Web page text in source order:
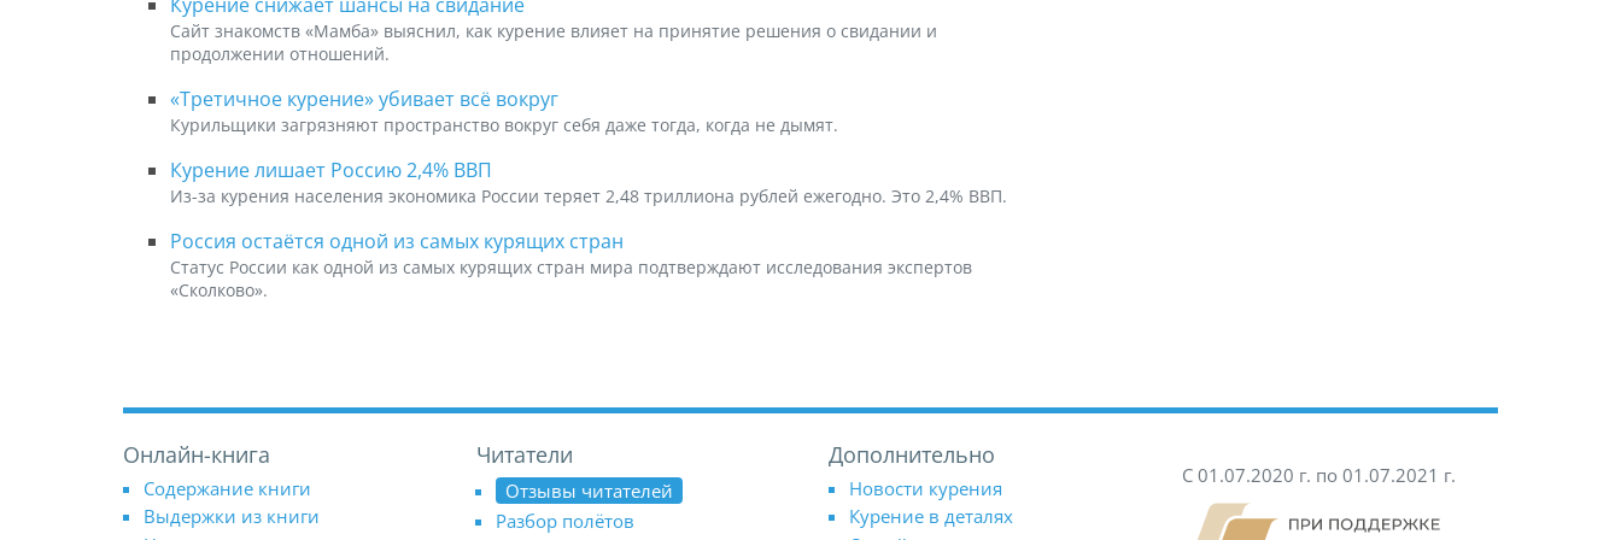
Сайт знакомств «Мамба» выяснил, как курение влияет на принятие решения о свидании и
продолжении отношений.
«Третичное курение» убивает всё вокруг
Курильщики загрязняют пространство вокруг себя даже тогда, когда не дымят.
Курение лишает Россию 2,4% ВВП
Из-за курения населения экономика России теряет 2,48 триллиона рублей ежегодно. Это 2,4% ВВП.
Россия остаётся одной из самых курящих стран
Статус России как одной из самых курящих стран мира подтверждают исследования экспертов
«Сколково».
Онлайн-книга
Содержание книги
Выдержки из книги
Читатели
Отзывы читателей
Разбор полётов
Дополнительно
Новости курения
Курение в деталях
С 01.07.2020 г. по 01.07.2021 г.